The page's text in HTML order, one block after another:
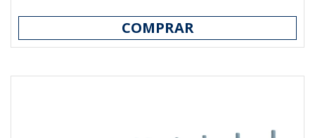
COMPRAR